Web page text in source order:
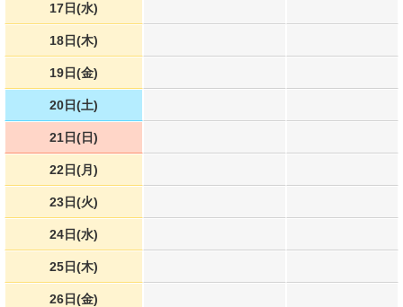
17日(水)
18日(木)
19日(金)
20日(土)
21日(日)
22日(月)
23日(火)
24日(水)
25日(木)
26日(金)